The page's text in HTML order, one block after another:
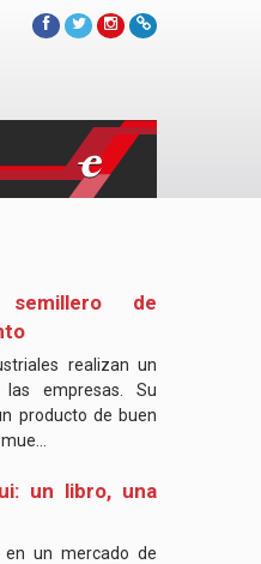
semillero de
realizan un
empresas. Su
producto de buen
un libro, una
en un mercado de